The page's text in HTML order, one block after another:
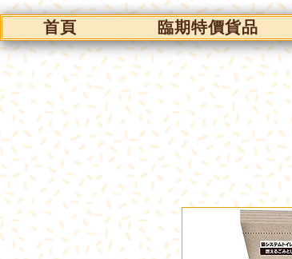
首頁 臨期特價貨品